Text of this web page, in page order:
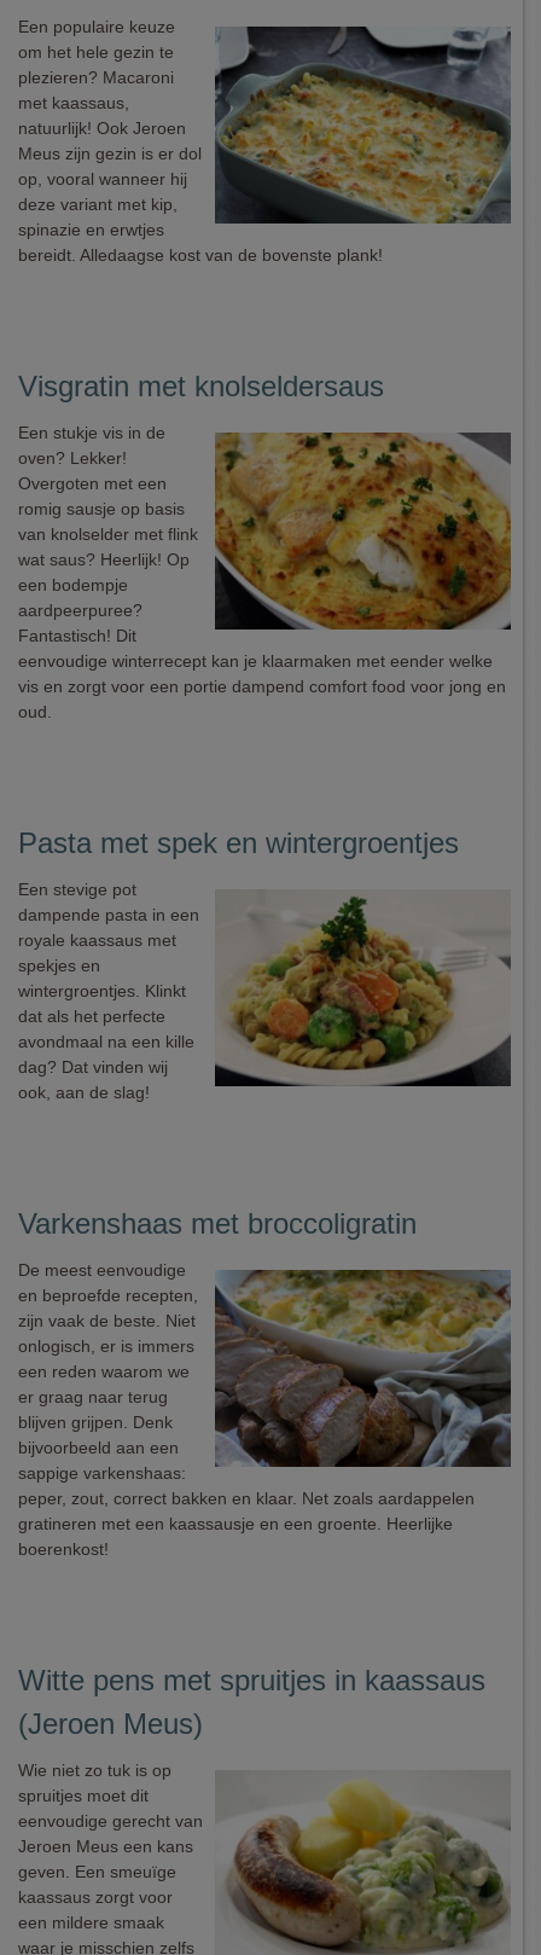
Een populaire keuze
om het hele gezin te
plezieren? Macaroni
met kaassaus,
natuurlijk! Ook Jeroen
Meus zijn gezin is er dol
op, vooral wanneer hij
deze variant met kip,
spinazie en erwtjes
bereidt. Alledaagse kost van de bovenste plank!
Visgratin met knolseldersaus
Een stukje vis in de
oven? Lekker!
Overgoten met een
romig sausje op basis
van knolselder met flink
wat saus? Heerlijk! Op
een bodempje
aardpeerpuree?
Fantastisch! Dit
eenvoudige winterrecept kan je klaarmaken met eender welke
vis en zorgt voor een portie dampend comfort food voor jong en
oud.
Pasta met spek en wintergroentjes
Een stevige pot
dampende pasta in een
royale kaassaus met
spekjes en
wintergroentjes. Klinkt
dat als het perfecte
avondmaal na een kille
dag? Dat vinden wij
ook, aan de slag!
Varkenshaas met broccoligratin
De meest eenvoudige
en beproefde recepten,
zijn vaak de beste. Niet
onlogisch, er is immers
een reden waarom we
er graag naar terug
blijven grijpen. Denk
bijvoorbeeld aan een
sappige varkenshaas:
peper, zout, correct bakken en klaar. Net zoals aardappelen
gratineren met een kaassausje en een groente. Heerlijke
boerenkost!
Witte pens met spruitjes in kaassaus
(Jeroen Meus)
Wie niet zo tuk is op
spruitjes moet dit
eenvoudige gerecht van
Jeroen Meus een kans
geven. Een smeuïge
kaassaus zorgt voor
een mildere smaak
waar je misschien zelfs